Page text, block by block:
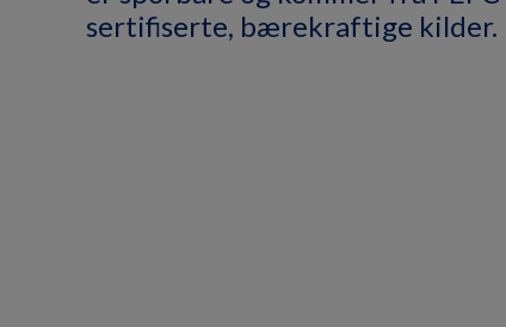
sertifiserte, bærekraftige kilder.